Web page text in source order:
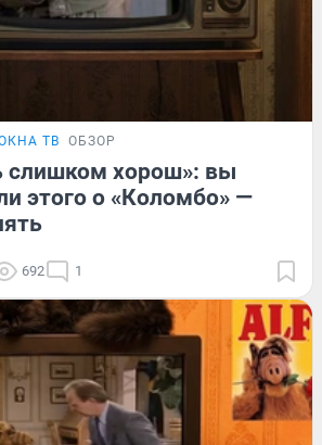
ТВ ОБЗОР
слишком хорош»: вы
этого о «Коломбо» —
692 1